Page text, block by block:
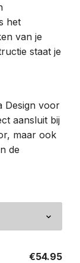
het
van je
staat je
Design voor
aansluit bij
maar ook
de
€54.95